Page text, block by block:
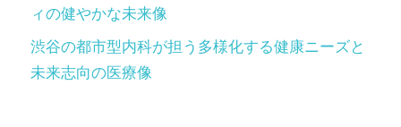
ィの健やかな未来像
渋谷の都市型内科が担う多様化する健康ニーズと
未来志向の医療像